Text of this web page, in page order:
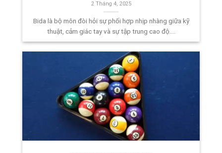
2 Tháng 4, 2025
Bida là bộ môn đòi hỏi sự phối hợp nhịp nhàng giữa kỹ
thuật, cảm giác tay và sự tập trung cao độ....